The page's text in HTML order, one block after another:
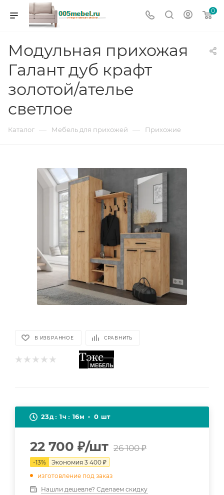
0
Модульная прихожая
Галант дуб крафт
золотой/ателье
светлое
Каталог — Мебель для прихожей — Прихожие
В ИЗБРАННОЕ СРАВНИТЬ
23д 1ч 16м 0 шт
22 700 ₽/шт 26 100₽
-13% Экономия 3 400 ₽
изготовление под заказ
Нашли дешевле? Сделаем скидку